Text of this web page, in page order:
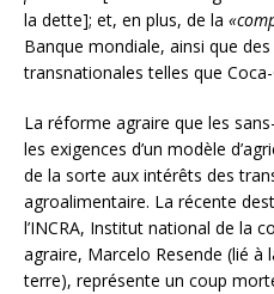
la dette]; et, en plus, de la
Banque mondiale, ainsi que des
transnationales telles que
La réforme agraire que les
les exigences d’un modèle
de la sorte aux intérêts des
agroalimentaire. La récente
l’INCRA, Institut national de la
agraire, Marcelo Resende (lié
terre), représente un coup